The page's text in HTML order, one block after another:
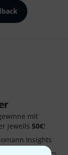
mit
jeweils 50€!
Insights